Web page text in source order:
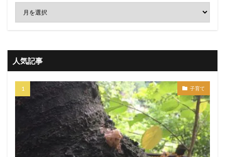
人気記事
子育て